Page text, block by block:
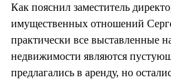
Как пояснил заместитель
имущественных отношений
практически все выставленные
недвижимости являются
предлагались в аренду, но